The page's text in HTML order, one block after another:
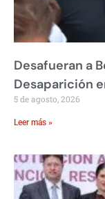
Desafueran a
Desaparición
5 de agosto, 2026
Leer más »